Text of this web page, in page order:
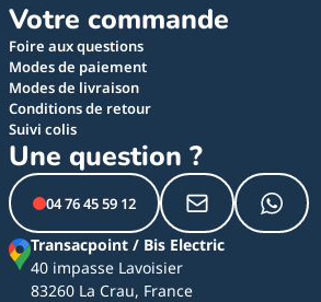
Votre commande
Foire aux questions
Modes de paiement
Modes de livraison
Conditions de retour
Suivi colis
Une question ?
04 76 45 59 12
Transacpoint / Bis Electric
40 impasse Lavoisier
83260 La Crau, France